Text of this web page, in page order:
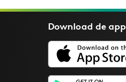
Download deapp